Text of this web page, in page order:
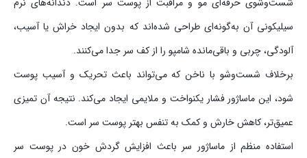
سیلیکونی آن به‌گونه‌ای طراحی شده‌اند که بدون ایجاد خراش یا آسیب،
آلودگی، چربی و باقی‌مانده شامپو را از کف سر جدا می‌کنند.
برخلاف شست‌وشو با ناخن که می‌تواند باعث تحریک و آسیب پوست
شود، این ماساژور فشار یکنواخت و ملایمی ایجاد می‌کند. نتیجه آن تمیزی
عمیق‌تر، کاهش خارش و کمک به تنفس بهتر پوست سر است.
استفاده منظم از ماساژور سر باعث افزایش گردش خون در پوست سر